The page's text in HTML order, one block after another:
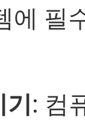
에 필
: 컴